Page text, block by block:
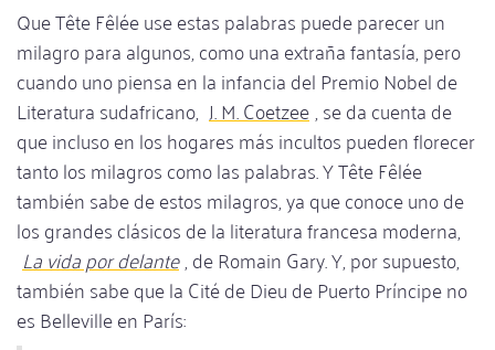
Que Tête Fêlée use estas palabras puede parecer un
milagro para algunos, como una extraña fantasía, pero
cuando uno piensa en la infancia del Premio Nobel de
Literatura sudafricano, J. M. Coetzee, se da cuenta de
que incluso en los hogares más incultos pueden florecer
tanto los milagros como las palabras. Y Tête Fêlée
también sabe de estos milagros, ya que conoce uno de
los grandes clásicos de la literatura francesa moderna,
La vida por delante, de Romain Gary. Y, por supuesto,
también sabe que la Cité de Dieu de Puerto Príncipe no
es Belleville en París: